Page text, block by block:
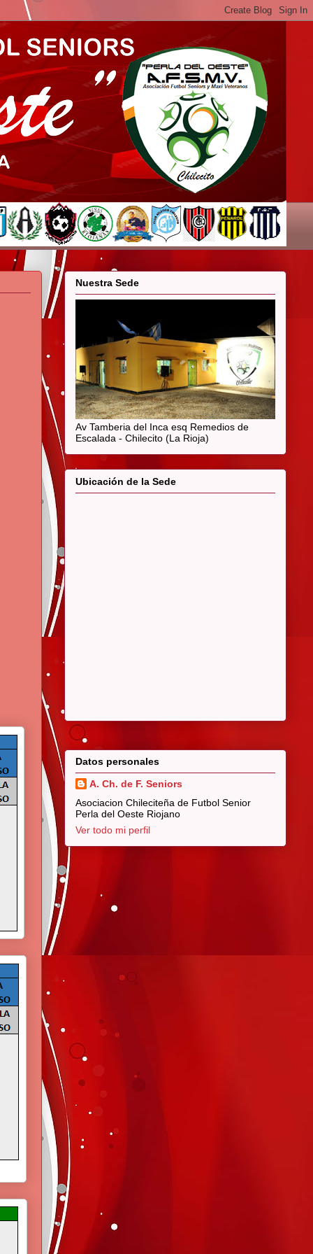
Nuestra Sede
Av Tamberia del Inca esq Remedios de
Escalada - Chilecito (La Rioja)
Ubicación de la Sede
Datos personales
A. Ch. de F. Seniors
Asociacion Chileciteña de Futbol Senior
Perla del Oeste Riojano
Ver todo mi perfil